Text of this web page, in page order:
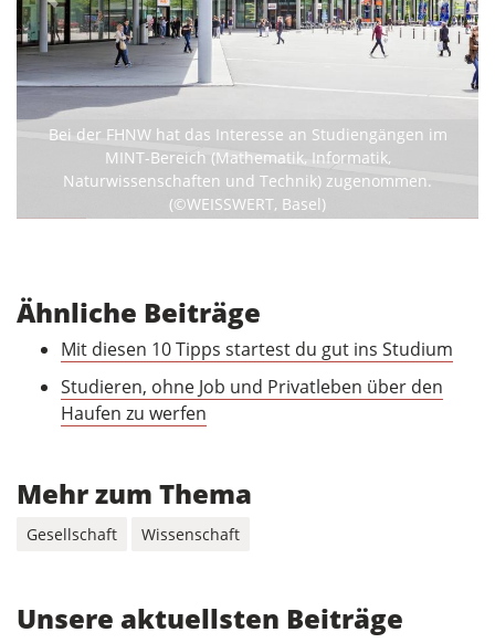
Bei der FHNW hat das Interesse an Studiengängen im
MINT-Bereich (Mathematik, Informatik,
Naturwissenschaften und Technik) zugenommen.
(©WEISSWERT, Basel)
Previous Next
Ähnliche Beiträge
Mit diesen 10 Tipps startest du gut ins Studium
Studieren, ohne Job und Privatleben über den
Haufen zu werfen
Mehr zum Thema
Gesellschaft Wissenschaft
Unsere aktuellsten Beiträge